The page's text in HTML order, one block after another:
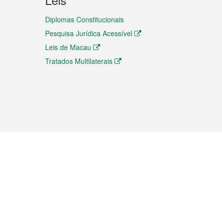
Diplomas Constitucionais
Pesquisa Jurídica Acessível
Leis de Macau
Tratados Multilaterais